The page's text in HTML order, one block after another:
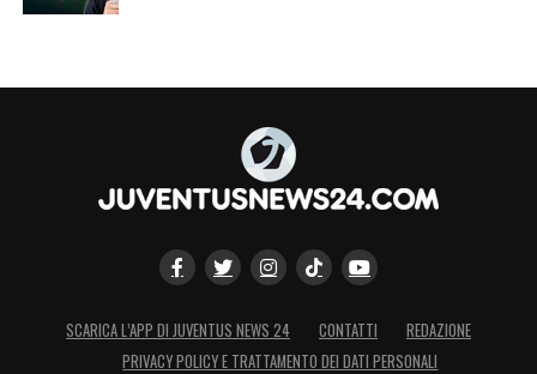
SCARICA L’APP DI JUVENTUS NEWS 24 CONTATTI
REDAZIONE
PRIVACY POLICY E TRATTAMENTO DEI DATI PERSONALI